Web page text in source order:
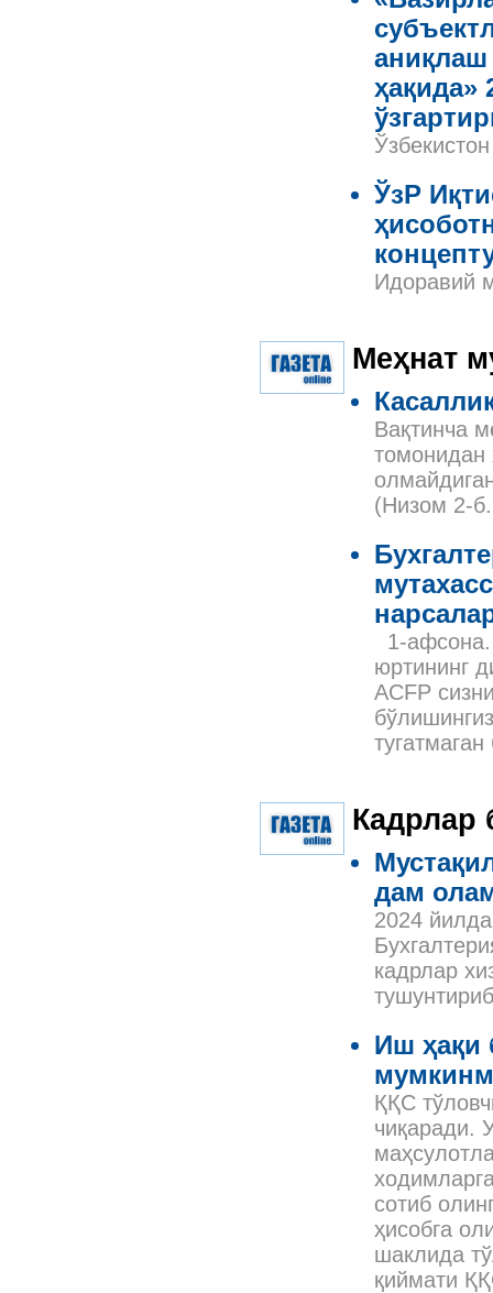
аниқлаш
ҳақида»
ЎзР
Идоравий
Меҳнат
Вақтинча
томонидан
(Низом 2-
1-афсона.
юртининг
ACFP
Кадрлар
дам
2024
кадрлар
Иш ҳақи
ҚҚС
чиқаради.
сотиб
ҳисобга
шаклида
қиймати